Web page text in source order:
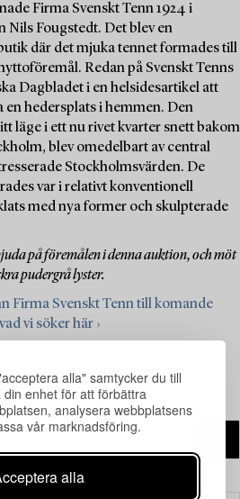
alla" samtycker du till
enhet för att förbättra
analysera webbplatsens
vår marknadsföring.
alla
Firma Svenskt Tenn 1924 i
Nils Fougstedt. Det blev en
där det mjuka tennet formades till
Redan på Svenskt Tenns
Dagbladet i en helsidesartikel att
en hedersplats i hemmen. Den
läge i ett nu rivet kvarter snett bakom
blev omedelbart av central
Stockholmsvärden. De
var i relativt konventionell
med nya former och skulpterade
på föremålen i denna auktion, och möt
pudergrå lyster.
Firma Svenskt Tenn till komande
vi söker här ›